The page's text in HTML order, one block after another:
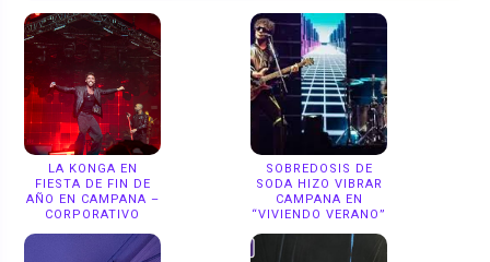
LA KONGA EN
FIESTA DE FIN DE
AÑO EN CAMPANA –
CORPORATIVO
SOBREDOSIS DE
SODA HIZO VIBRAR
CAMPANA EN
“VIVIENDO VERANO”